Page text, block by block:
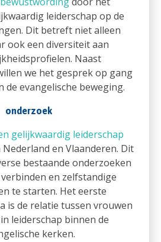
leiderschap op de
Dit betreft niet alleen
ook een diversiteit aan
Naast
we het gesprek op gang
de evangelische beweging.
onderzoek
gelijkwaardig leiderschap
en Vlaanderen. Dit
bestaande onderzoeken
en zelfstandige
te starten. Het eerste
is de relatie tussen vrouwen
leiderschap binnen de
kerken.